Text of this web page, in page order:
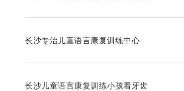
长沙专治儿童语言康复训练中心
长沙儿童语言康复训练小孩看牙齿